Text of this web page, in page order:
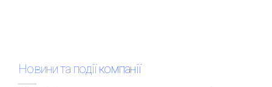
Новини та події компанії